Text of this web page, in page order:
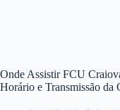
Onde Assistir FCU
Horário e Transmissão da